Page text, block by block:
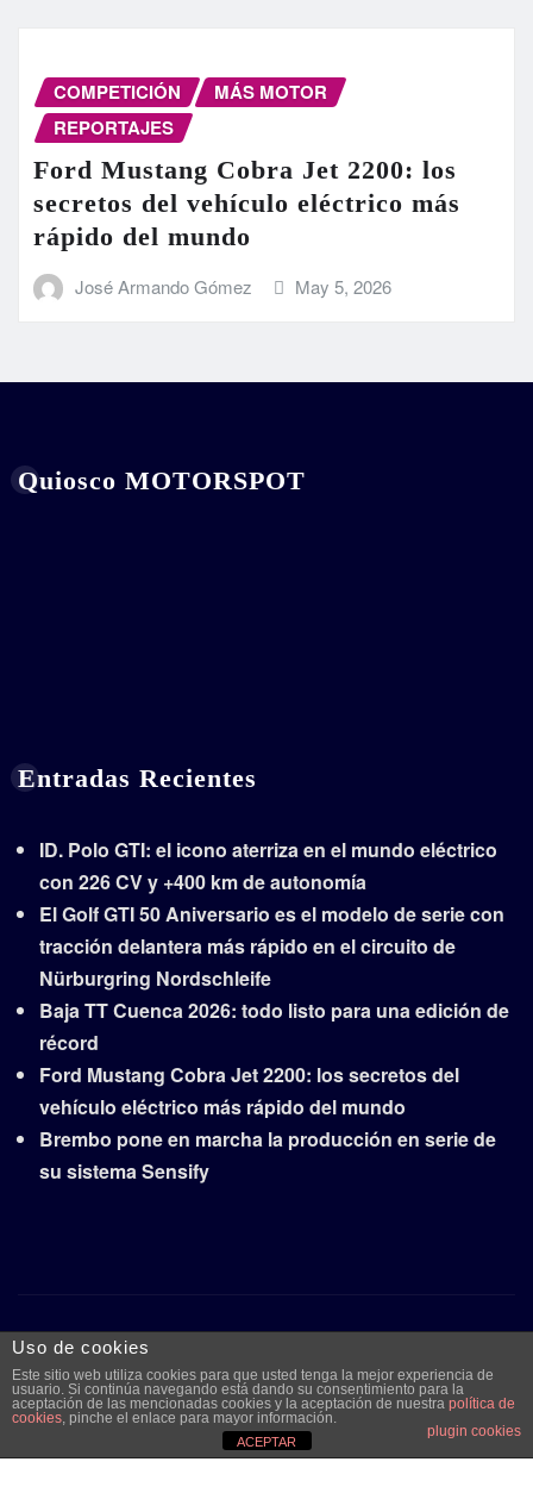
COMPETICIÓN
MÁS MOTOR
REPORTAJES
Ford Mustang Cobra Jet 2200: los
secretos del vehículo eléctrico más
rápido del mundo
José Armando Gómez May 5, 2026
Quiosco MOTORSPOT
Entradas Recientes
ID. Polo GTI: el icono aterriza en el mundo eléctrico
con 226 CV y +400 km de autonomía
El Golf GTI 50 Aniversario es el modelo de serie con
tracción delantera más rápido en el circuito de
Nürburgring Nordschleife
Baja TT Cuenca 2026: todo listo para una edición de
récord
Ford Mustang Cobra Jet 2200: los secretos del
vehículo eléctrico más rápido del mundo
Brembo pone en marcha la producción en serie de
su sistema Sensify
Copyright © 2026 | Funciona conWordPress|Frankfurt
Newspor ThemeArile
Aviso legal y
Publicidad Contacto
Uso de cookies
Este sitio web utiliza cookies para que usted tenga la mejor experiencia de
usuario. Si continúa navegando está dando su consentimiento para la
aceptación de las mencionadas cookies y la aceptación de nuestra política de
cookies, pinche el enlace para mayor información.
plugin cookies
ACEPTAR